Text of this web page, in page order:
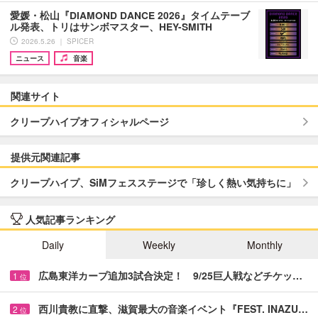
愛媛・松山『DIAMOND DANCE 2026』タイムテーブ
ル発表、トリはサンボマスター、HEY-SMITH
2026.5.26 ｜ SPICER
ニュース
音楽
関連サイト
クリープハイプオフィシャルページ
提供元関連記事
クリープハイプ、SiMフェスステージで「珍しく熱い気持ちに」
人気記事ランキング
Daily
Weekly Monthly
1 位 広島東洋カープ追加3試合決定！ 9/25巨人戦などチケッ…
2 位 西川貴教に直撃、滋賀最大の音楽イベント『FEST. INAZU…